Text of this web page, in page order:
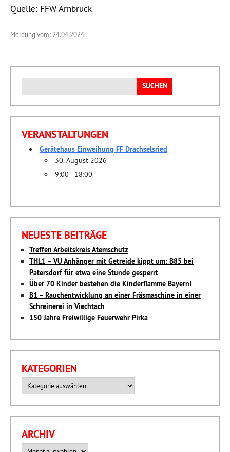
Quelle: FFW Arnbruck
Meldung vom: 24.04.2024
nach:
VERANSTALTUNGEN
Gerätehaus Einweihung FF Drachselsried
30. August 2026
9:00 - 18:00
NEUESTE BEITRÄGE
Treffen Arbeitskreis Atemschutz
THL1 – VU Anhänger mit Getreide kippt um: B85 bei
Patersdorf für etwa eine Stunde gesperrt
Über 70 Kinder bestehen die Kinderflamme Bayern!
B1 – Rauchentwicklung an einer Fräsmaschine in einer
Schreinerei in Viechtach
150 Jahre Freiwillige Feuerwehr Pirka
KATEGORIEN
Kategorien
ARCHIV
Archiv